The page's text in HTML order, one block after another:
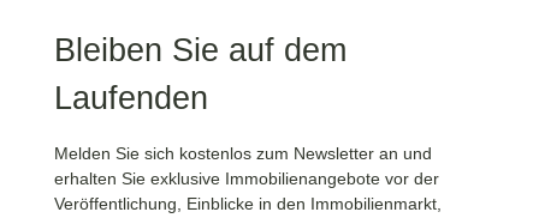
Bleiben Sie auf dem
Laufenden
Melden Sie sich kostenlos zum Newsletter an und
erhalten Sie exklusive Immobilienangebote vor der
Veröffentlichung, Einblicke in den Immobilienmarkt,